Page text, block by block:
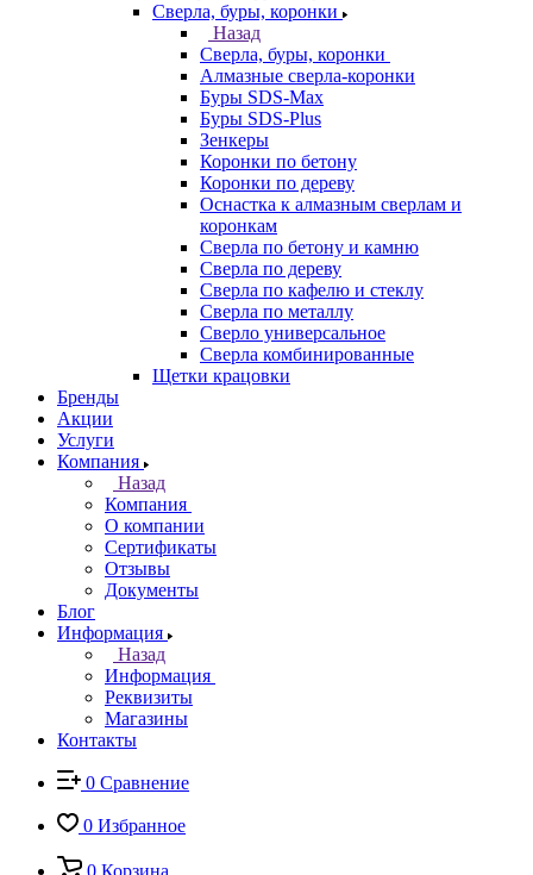
Сверла, буры, коронки
Назад
Сверла, буры, коронки
Алмазные сверла-коронки
Буры SDS-Max
Буры SDS-Plus
Зенкеры
Коронки по бетону
Коронки по дереву
Оснастка к алмазным сверлам и
коронкам
Сверла по бетону и камню
Сверла по дереву
Сверла по кафелю и стеклу
Сверла по металлу
Сверло универсальное
Сверла комбинированные
Щетки крацовки
Бренды
Акции
Услуги
Компания
Назад
Компания
О компании
Сертификаты
Отзывы
Документы
Блог
Информация
Назад
Информация
Реквизиты
Магазины
Контакты
0 Сравнение
0 Избранное
0 Корзина